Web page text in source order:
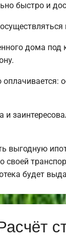
быстро и
дома под
и
выгодную
будет